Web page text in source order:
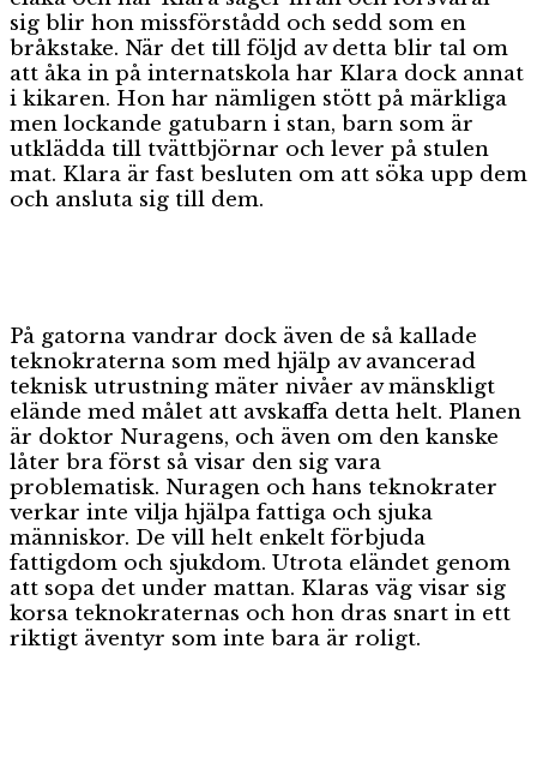
sig blir hon missförstådd och sedd som en
bråkstake. När det till följd av detta blir tal om
att åka in på internatskola har Klara dock annat
i kikaren. Hon har nämligen stött på märkliga
men lockande gatubarn i stan, barn som är
utklädda till tvättbjörnar och lever på stulen
mat. Klara är fast besluten om att söka upp dem
och ansluta sig till dem.
På gatorna vandrar dock även de så kallade
teknokraterna som med hjälp av avancerad
teknisk utrustning mäter nivåer av mänskligt
elände med målet att avskaffa detta helt. Planen
är doktor Nuragens, och även om den kanske
låter bra först så visar den sig vara
problematisk. Nuragen och hans teknokrater
verkar inte vilja hjälpa fattiga och sjuka
människor. De vill helt enkelt förbjuda
fattigdom och sjukdom. Utrota eländet genom
att sopa det under mattan. Klaras väg visar sig
korsa teknokraternas och hon dras snart in ett
riktigt äventyr som inte bara är roligt.